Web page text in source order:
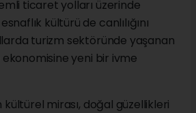
ticaret yolları üzerinde
kültürü de canlılığını
turizm sektöründe yaşanan
yeni bir ivme
kültürel mirası, doğal güzellikleri